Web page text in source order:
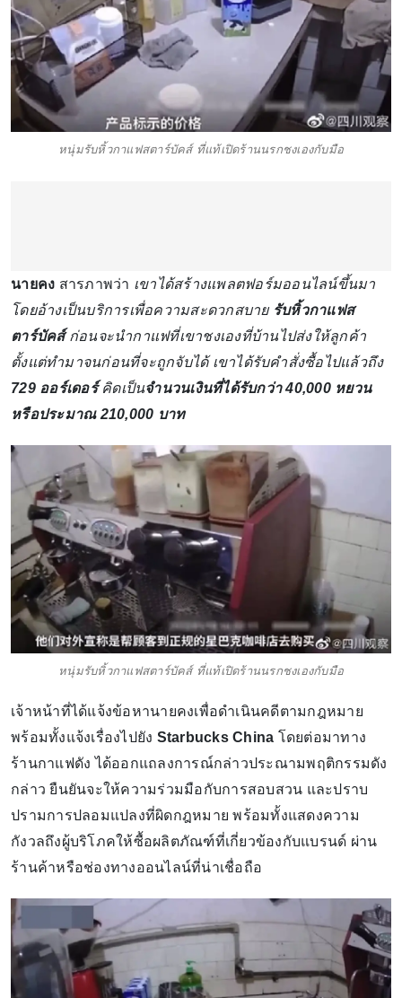
หนุ่มรับหิ้วกาแฟสตาร์บัคส์ ที่แท้เปิดร้านนรกชงเองกับมือ
นายคง สารภาพว่า เขาได้สร้างแพลตฟอร์มออนไลน์ขึ้นมา
โดยอ้างเป็นบริการเพื่อความสะดวกสบาย รับหิ้วกาแฟส
ตาร์บัคส์ก่อนจะนำกาแฟที่เขาชงเองที่บ้านไปส่งให้ลูกค้า
ตั้งแต่ทำมาจนก่อนที่จะถูกจับได้ เขาได้รับคำสั่งซื้อไปแล้วถึง
729 ออร์เดอร์คิดเป็นจำนวนเงินที่ได้รับกว่า 40,000 หยวน
หรือประมาณ 210,000 บาท
หนุ่มรับหิ้วกาแฟสตาร์บัคส์ ที่แท้เปิดร้านนรกชงเองกับมือ
เจ้าหน้าที่ได้แจ้งข้อหานายคงเพื่อดำเนินคดีตามกฎหมาย
พร้อมทั้งแจ้งเรื่องไปยัง Starbucks China โดยต่อมาทาง
ร้านกาแฟดัง ได้ออกแถลงการณ์กล่าวประณามพฤติกรรมดัง
กล่าว ยืนยันจะให้ความร่วมมือกับการสอบสวน และปราบ
ปรามการปลอมแปลงที่ผิดกฎหมาย พร้อมทั้งแสดงความ
กังวลถึงผู้บริโภคให้ซื้อผลิตภัณฑ์ที่เกี่ยวข้องกับแบรนด์ ผ่าน
ร้านค้าหรือช่องทางออนไลน์ที่น่าเชื่อถือ